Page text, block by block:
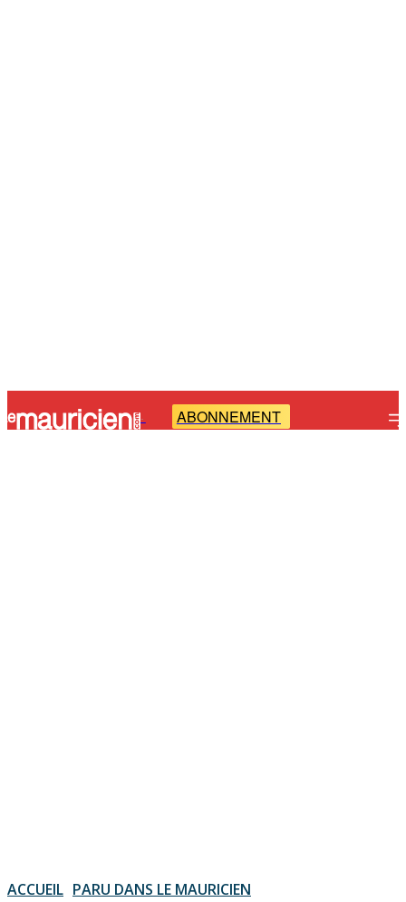
- ABONNEMENT
ACCUEIL PARU DANS LE MAURICIEN